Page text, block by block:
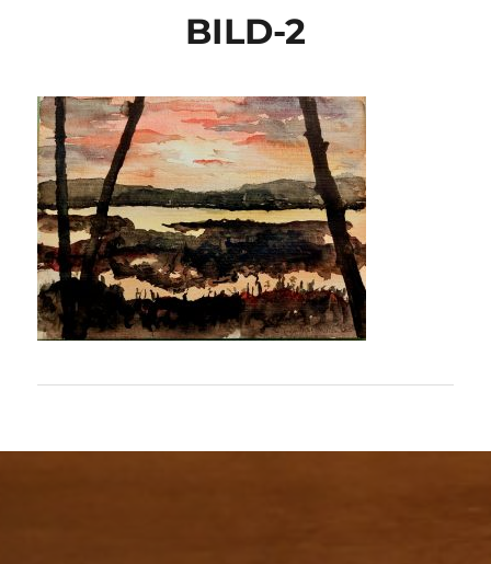
BILD-2